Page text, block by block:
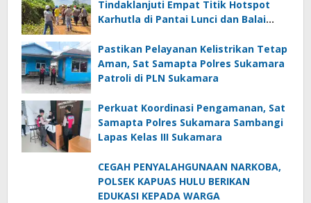
Tindaklanjuti Empat Titik Hotspot
Karhutla di Pantai Lunci dan Balai
Pastikan Pelayanan Kelistrikan Tetap
Aman, Sat Samapta Polres Sukamara
Patroli di PLN Sukamara
Perkuat Koordinasi Pengamanan, Sat
Samapta Polres Sukamara Sambangi
Lapas Kelas III Sukamara
CEGAH PENYALAHGUNAAN NARKOBA,
POLSEK KAPUAS HULU BERIKAN
EDUKASI KEPADA WARGA